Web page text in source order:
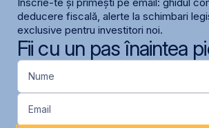
deducere fiscală, alerte la schimbari
exclusive pentru investitori noi.
Fii cu un pas înaintea
Nume
Email